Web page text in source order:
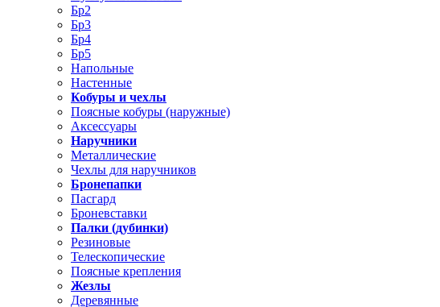
Бр2
Бр3
Бр4
Бр5
Напольные
Настенные
Кобуры и чехлы
Поясные кобуры (наружные)
Аксессуары
Наручники
Металлические
Чехлы для наручников
Бронепапки
Пасгард
Броневставки
Палки (дубинки)
Резиновые
Телескопические
Поясные крепления
Жезлы
Деревянные